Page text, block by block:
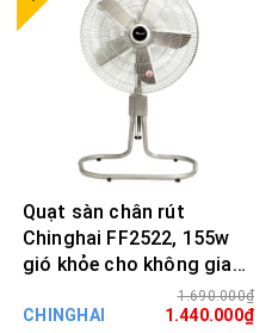
Quạt sàn chân rút
Chinghai FF2522, 155w
gió khỏe cho không gian
CHINGHAI
1.690.000₫
1.440.000₫